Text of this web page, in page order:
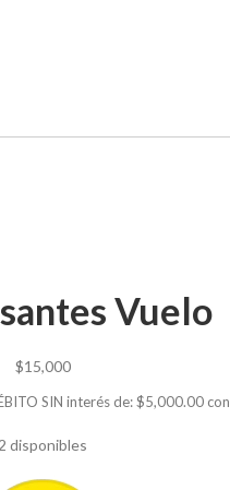
Vuelo
$15,000
SIN interés de: $5,000.00 con
2 disponibles